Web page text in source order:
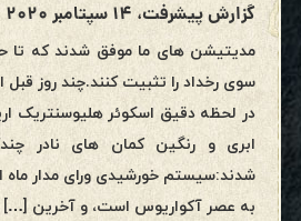
گزارش پیشرفت، ۱۴ سپتامبر ۲۰۲۰
مدیتیشن های ما موفق شدند که تا
در لحظه دقیق اسکوئر هلیوسنتریک
ابری و رنگین کمان های نادر
شدند:سیستم خورشیدی ورای مدار ماه
به عصر آکواریوس است، و آخرین […]